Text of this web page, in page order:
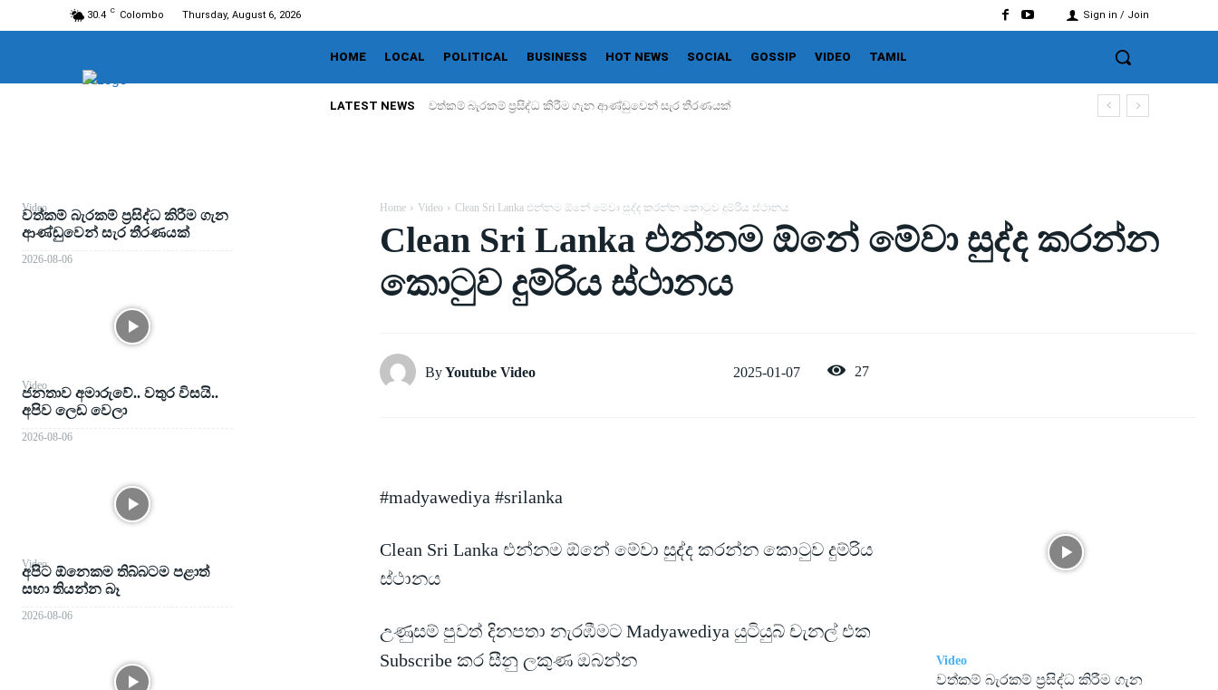
30.4 C Colombo Thursday, August 6, 2026 Sign in / Join
HOME LOCAL POLITICAL BUSINESS HOT NEWS SOCIAL GOSSIP VIDEO TAMIL
LATEST NEWS වත්කම් බැරකම් ප්‍රසිද්ධ කිරීම ගැන ආණ්ඩුවෙන් සැර තීරණයක්
Video
වත්කම් බැරකම් ප්‍රසිද්ධ කිරීම ගැන
ආණ්ඩුවෙන් සැර තීරණයක්
2026-08-06
Video
ජනතාව අමාරුවේ.. වතුර විසයි..
අපිව ලෙඩ වෙලා
2026-08-06
Video
අපිට ඕනෙකම තිබ්බටම පළාත්
සභා තියන්න බෑ
2026-08-06
Home Video Clean Sri Lanka එන්නම ඕනේ මේවා සුද්ද කරන්න කොටුව දුම්රිය ස්ථානය
Clean Sri Lanka එන්නම ඕනේ මේවා සුද්ද කරන්න
කොටුව දුම්රිය ස්ථානය
ByYoutube Video 2025-01-07 27
#madyawediya #srilanka
Clean Sri Lanka එන්නම ඕනේ මේවා සුද්ද කරන්න කොටුව දුම්රිය
ස්ථානය
උණුසම් පුවත් දිනපතා නැරඹීමට Madyawediya යුටියුබ් චැනල් එක
Subscribe කර සීනු ලකුණ ඔබන්න
Video
වත්කම් බැරකම් ප්‍රසිද්ධ කිරීම ගැන